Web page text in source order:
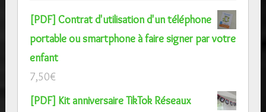
[PDF] Contrat d'utilisation d'un téléphone
portable ou smartphone à faire signer par votre
enfant
7,50€
[PDF] Kit anniversaire TikTok Réseaux